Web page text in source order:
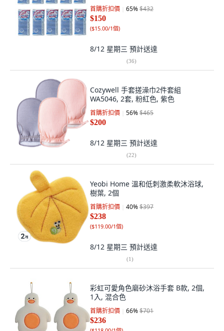
首購折扣價 65%$432
$150
($15.00/1個)
8/12 星期三 預計送達
(36)
Cozywell 手套搓澡巾2件套組
WA5046, 2套, 粉紅色, 紫色
首購折扣價 56%$465
$200
8/12 星期三 預計送達
(22)
Yeobi Home 溫和低刺激柔軟沐浴球,
樹葉, 2個
首購折扣價 40%$397
$238
($119.00/1個)
8/12 星期三 預計送達
(1)
彩虹可愛角色磨砂沐浴手套 B款, 2個,
1入, 混合色
首購折扣價 66%$701
$236